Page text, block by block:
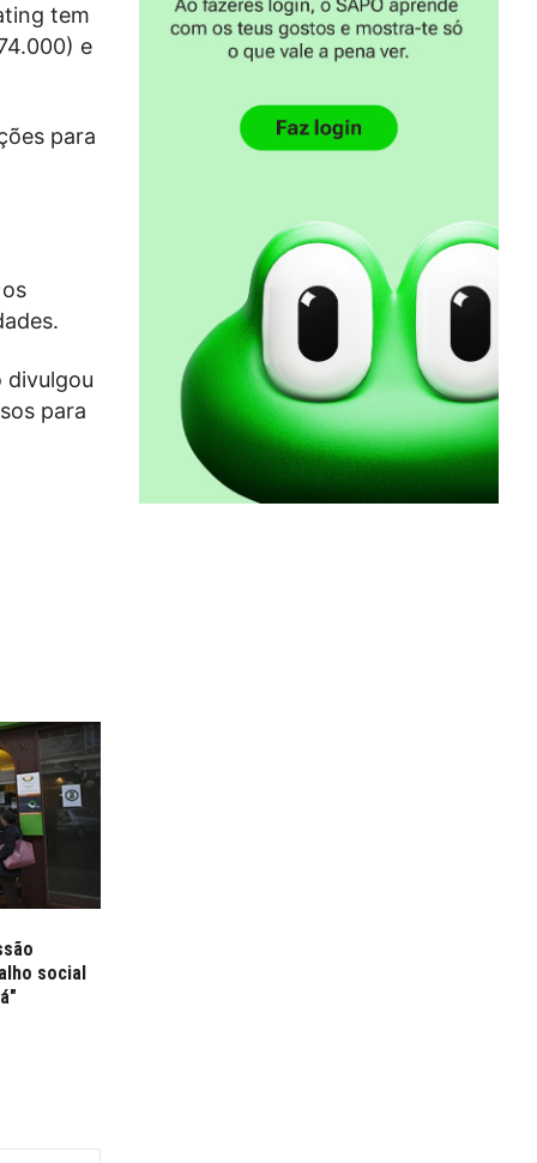
tem
e
para
divulgou
para
social